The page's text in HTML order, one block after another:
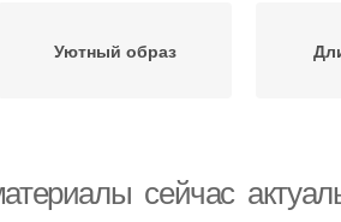
Уютный образ
сейчас